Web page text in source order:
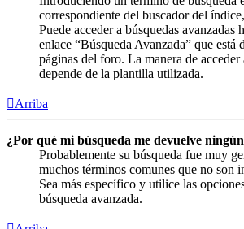
correspondiente del buscador del
Puede acceder a búsquedas avanzadas
enlace “Búsqueda Avanzada” que está
páginas del foro. La manera de acceder
depende de la plantilla utilizada.
Arriba
¿Por qué mi búsqueda me devuelve
Probablemente su búsqueda fue muy
muchos términos comunes que no son
Sea más específico y utilice las
búsqueda avanzada.